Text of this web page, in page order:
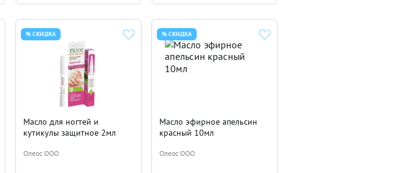
% СКИДКА
Масло для ногтей и
кутикулы защитное 2мл
Олеос ООО
% СКИДКА
Масло эфирное апельсин
красный 10мл
Олеос ООО